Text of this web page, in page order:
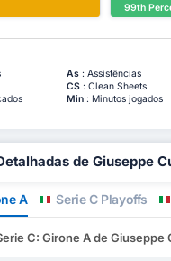
99th
As: Assistências
CS: Clean Sheets
Min: Minutos jogados
de Giuseppe
A Serie C Playoffs
C: Girone A de Giuseppe